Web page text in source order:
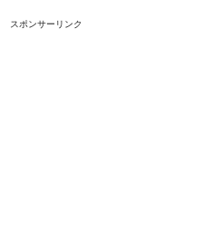
スポンサーリンク